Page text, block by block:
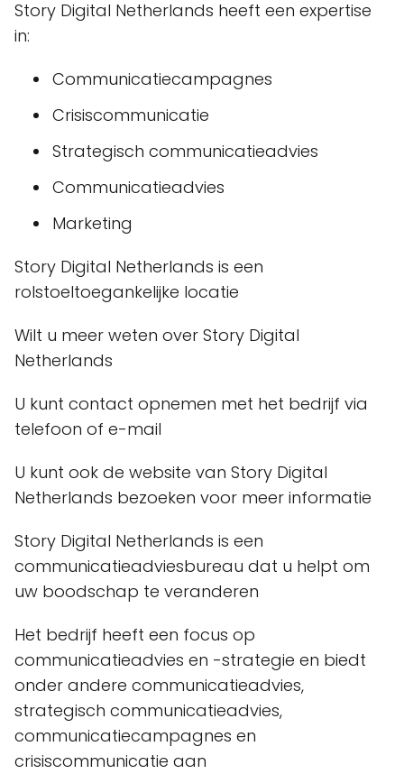
Story Digital Netherlands heeft een expertise
in:
Communicatiecampagnes
Crisiscommunicatie
Strategisch communicatieadvies
Communicatieadvies
Marketing
Story Digital Netherlands is een
rolstoeltoegankelijke locatie
Wilt u meer weten over Story Digital
Netherlands
U kunt contact opnemen met het bedrijf via
telefoon of e-mail
U kunt ook de website van Story Digital
Netherlands bezoeken voor meer informatie
Story Digital Netherlands is een
communicatieadviesbureau dat u helpt om
uw boodschap te veranderen
Het bedrijf heeft een focus op
communicatieadvies en -strategie en biedt
onder andere communicatieadvies,
strategisch communicatieadvies,
communicatiecampagnes en
crisiscommunicatie aan